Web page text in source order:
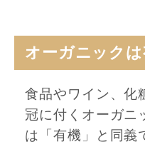
オーガニック
食品やワイン、化
冠に付くオーガニ
は「有機」と同義